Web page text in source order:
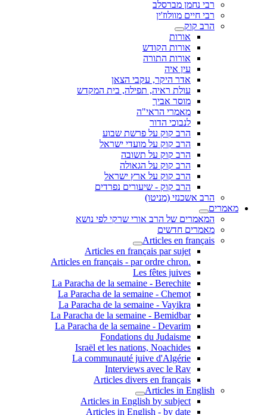
רבי נחמן מברסלב
רבי חיים מוולוז'ין
הרב קוק
אורות
אורות הקודש
אורות התורה
עין איה
אדר היקר, עקבי הצאן
עולת ראיה, תפילה, בית המקדש
מוסר אביך
מאמרי הראי"ה
לנבוכי הדור
הרב קוק על פרשת שבוע
הרב קוק על מועדי ישראל
הרב קוק על תשובה
הרב קוק על הגאולה
הרב קוק על ארץ ישראל
הרב קוק - שיעורים נפרדים
הרב אשכנזי (מניטו)
מאמרים
המאמרים של הרב אורי שרקי לפי נושא
מאמרים חדשים
Articles en français
Articles en français par sujet
.Articles en français - par ordre chron
Les fêtes juives
La Paracha de la semaine - Berechite
La Paracha de la semaine - Chemot
La Paracha de la semaine - Vayikra
La Paracha de la semaine - Bemidbar
La Paracha de la semaine - Devarim
Fondations du Judaisme
Israël et les nations, Noachides
La communauté juive d'Algérie
Interviews avec le Rav
Articles divers en français
Articles in English
Articles in English by subject
Articles in English - by date